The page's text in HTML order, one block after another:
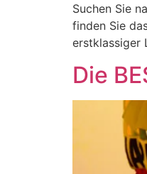
Suchen Sie
finden Sie
erstklassiger
Die